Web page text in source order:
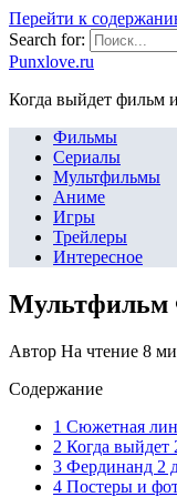
Перейти к
Search for:
Punxlove.ru
Когда выйдет фильм
Фильмы
Сериалы
Мультфильмы
Аниме
Игры
Трейлеры
Интересное
Мультфильм
Автор На чтение 8
Содержание
1 Сюжетная
2 Когда выйдет
3 Фердинанд 2
4 Постеры и